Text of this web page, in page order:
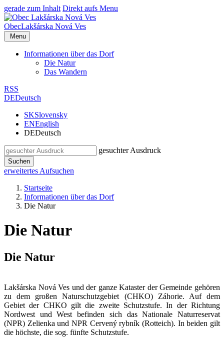
gerade zum Inhalt Direkt aufs Menu
ObecLakšárska Nová Ves
Menu
Informationen über das Dorf
Die Natur
Das Wandern
RSS
DEDeutsch
SKSlovensky
ENEnglish
DEDeutsch
gesuchter Ausdruck
Suchen
erweitertes Aufsuchen
Startseite
Informationen über das Dorf
Die Natur
Die Natur
Die Natur
Lakšárska Nová Ves und der ganze Kataster der Gemeinde gehören
zu dem großen Naturschutzgebiet (CHKO) Záhorie. Auf dem
Gebiet der CHKO gilt die zweite Schutzstufe. In der Richtung
Nordwest und West befinden sich das Nationale Naturreservat
(NPR) Zelienka und NPR Cervený rybník (Rotteich). In beiden gilt
die höchste, die sog. fünfte Schutzstufe.